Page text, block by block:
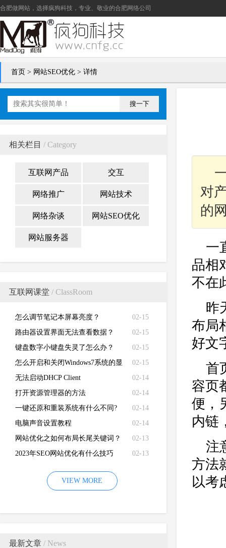
合肥做网站 ，选择疯狗科技，专业、敬业的合肥网络公司
首页 > 网站SEO优化 > 详情
搜一下
相关栏目 / Category
互联网产品 交互
网络推广 网站技术
网络杂谈 网站SEO优化
网站服务器
互联网课堂 / ClassRoom
02-15
怎么调节笔记本屏幕亮度？
02-15
路由器设置界面无法查看数据？
02-15
键盘数字小键盘失灵了怎么办？
02-15
怎么开启和关闭Windows7系统的显
卡硬件加速功能
02-14
无法启动DHCP Client
02-14
打开资源管理器的方法
02-14
一键还原和重装系统有什么不同?
02-14
电脑声音设置教程
02-13
网站优化之如何布局长尾关键词？
02-13
2023年SEO网站优化有什么技巧
VIEW MORE
最新文章 / News
对
的
一
品相
不在
昨
布局
好文
首
容页
便，
内链
注
方法
以考